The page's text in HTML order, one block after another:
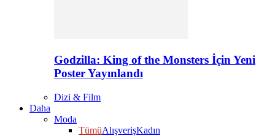
Godzilla: King of the Monsters İçin Yeni
Poster Yayınlandı
Dizi & Film
Daha
Moda
TümüAlışverişKadın